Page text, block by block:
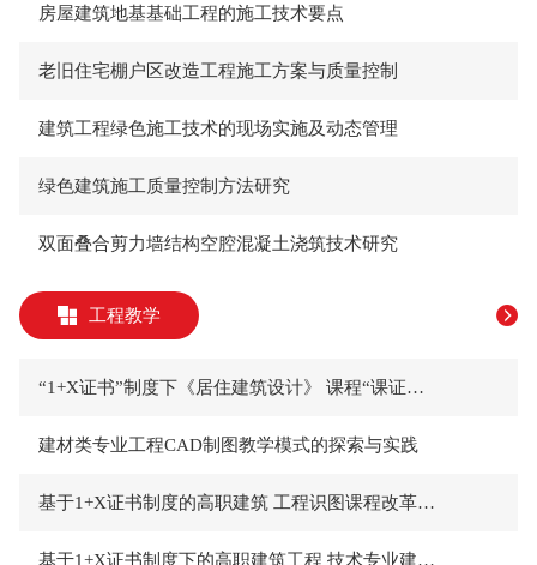
​房屋建筑地基基础工程的施工技术要点
老旧住宅棚户区改造工程施工方案与质量控制
​建筑工程绿色施工技术的现场实施及动态管理
​绿色建筑施工质量控制方法研究
​双面叠合剪力墙结构空腔混凝土浇筑技术研究
工程教学
“1+X证书”制度下《居住建筑设计》 课程“课证融通”改革探析
​建材类专业工程CAD制图教学模式的探索与实践
基于1+X证书制度的高职建筑 工程识图课程改革研究
基于1+X证书制度下的高职建筑工程 技术专业建设的实践与探索